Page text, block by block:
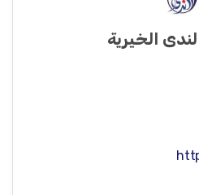
الخيرية